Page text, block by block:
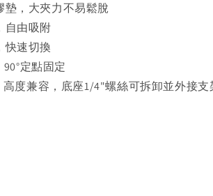
墊，大夾力不易鬆脫
自由吸附
快速切換
90°定點固定
高度兼容，底座1/4"螺絲可拆卸並外接支